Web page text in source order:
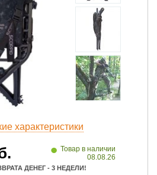
характеристики
• Товар в наличии
08.08.26
ДЕНЕГ - 3 НЕДЕЛИ!